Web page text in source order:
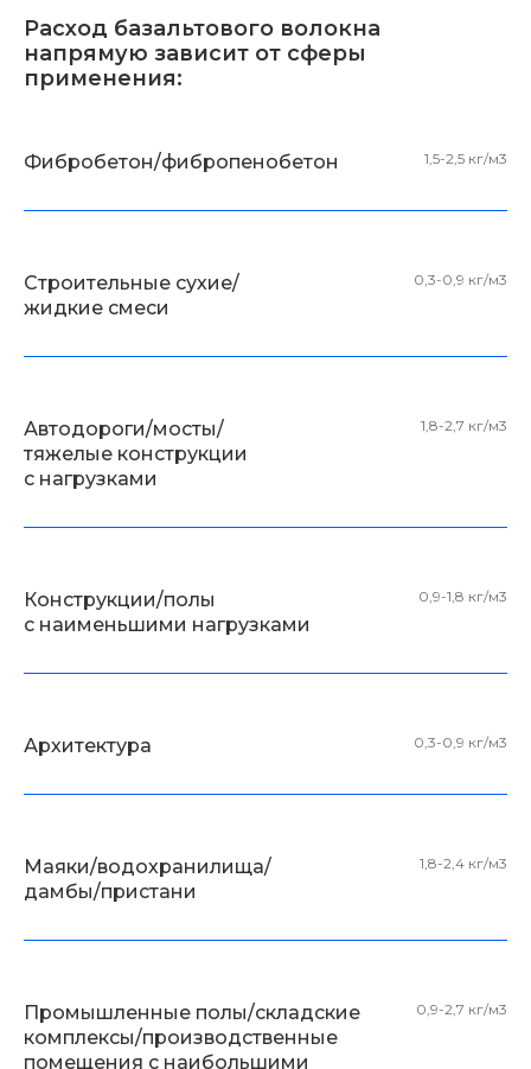
Расход базальтового волокна
напрямую зависит от сферы
применения:
Фибробетон/фибропенобетон 1,5-2,5 кг/м3
Строительные сухие/
жидкие смеси
0,3-0,9 кг/м3
Автодороги/мосты/
тяжелые конструкции
с нагрузками
1,8-2,7 кг/м3
Конструкции/полы
с наименьшими нагрузками
0,9-1,8 кг/м3
Архитектура 0,3-0,9 кг/м3
Маяки/водохранилища/
дамбы/пристани
1,8-2,4 кг/м3
Промышленные полы/складские
комплексы/производственные
помещения с наибольшими
0,9-2,7 кг/м3